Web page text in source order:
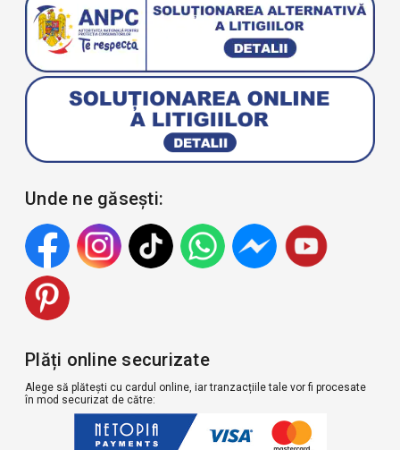
Unde ne găsești:
Plăți online securizate
Alege să plătești cu cardul online, iar tranzacțiile tale vor fi procesate
în mod securizat de către: